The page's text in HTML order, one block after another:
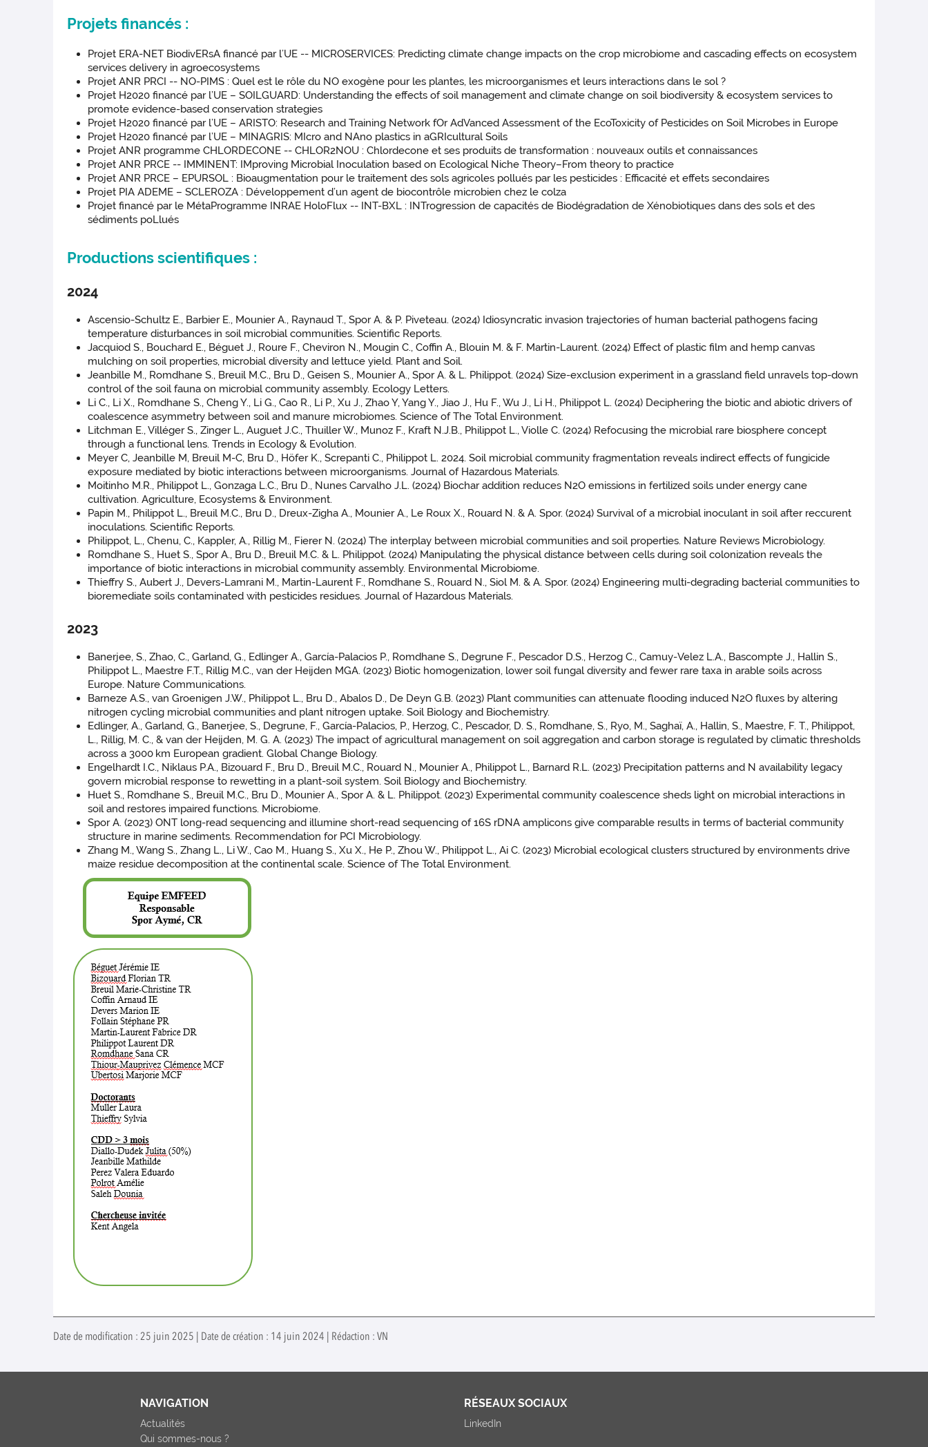
Projets financés :
Projet ERA-NET BiodivERsA financé par l’UE -- MICROSERVICES: Predicting climate change impacts on the crop microbiome and cascading effects on ecosystem
services delivery in agroecosystems
Projet ANR PRCI -- NO-PIMS : Quel est le rôle du NO exogène pour les plantes, les microorganismes et leurs interactions dans le sol ?
Projet H2020 financé par l’UE – SOILGUARD: Understanding the effects of soil management and climate change on soil biodiversity & ecosystem services to
promote evidence-based conservation strategies
Projet H2020 financé par l’UE – ARISTO: Research and Training Network fOr AdVanced Assessment of the EcoToxicity of Pesticides on Soil Microbes in Europe
Projet H2020 financé par l’UE – MINAGRIS: MIcro and NAno plastics in aGRIcultural Soils
Projet ANR programme CHLORDECONE -- CHLOR2NOU : Chlordecone et ses produits de transformation : nouveaux outils et connaissances
Projet ANR PRCE -- IMMINENT: IMproving Microbial Inoculation based on Ecological Niche Theory–From theory to practice
Projet ANR PRCE – EPURSOL : Bioaugmentation pour le traitement des sols agricoles pollués par les pesticides : Efficacité et effets secondaires
Projet PIA ADEME – SCLEROZA : Développement d’un agent de biocontrôle microbien chez le colza
Projet financé par le MétaProgramme INRAE HoloFlux -- INT-BXL : INTrogression de capacités de Biodégradation de Xénobiotiques dans des sols et des
sédiments poLlués
Productions scientifiques :
2024
Ascensio-Schultz E., Barbier E., Mounier A., Raynaud T., Spor A. & P. Piveteau. (2024) Idiosyncratic invasion trajectories of human bacterial pathogens facing
temperature disturbances in soil microbial communities. Scientific Reports.
Jacquiod S., Bouchard E., Béguet J., Roure F., Cheviron N., Mougin C., Coffin A., Blouin M. & F. Martin-Laurent. (2024) Effect of plastic film and hemp canvas
mulching on soil properties, microbial diversity and lettuce yield. Plant and Soil.
Jeanbille M., Romdhane S., Breuil M.C., Bru D., Geisen S., Mounier A., Spor A. & L. Philippot. (2024) Size-exclusion experiment in a grassland field unravels top-down
control of the soil fauna on microbial community assembly. Ecology Letters.
Li C., Li X., Romdhane S., Cheng Y., Li G., Cao R., Li P., Xu J., Zhao Y, Yang Y., Jiao J., Hu F., Wu J., Li H., Philippot L. (2024) Deciphering the biotic and abiotic drivers of
coalescence asymmetry between soil and manure microbiomes. Science of The Total Environment.
Litchman E., Villéger S., Zinger L., Auguet J.C., Thuiller W., Munoz F., Kraft N.J.B., Philippot L., Violle C. (2024) Refocusing the microbial rare biosphere concept
through a functional lens. Trends in Ecology & Evolution.
Meyer C, Jeanbille M, Breuil M-C, Bru D., Höfer K., Screpanti C., Philippot L. 2024. Soil microbial community fragmentation reveals indirect effects of fungicide
exposure mediated by biotic interactions between microorganisms. Journal of Hazardous Materials.
Moitinho M.R., Philippot L., Gonzaga L.C., Bru D., Nunes Carvalho J.L. (2024) Biochar addition reduces N2O emissions in fertilized soils under energy cane
cultivation. Agriculture, Ecosystems & Environment.
Papin M., Philippot L., Breuil M.C., Bru D., Dreux-Zigha A., Mounier A., Le Roux X., Rouard N. & A. Spor. (2024) Survival of a microbial inoculant in soil after reccurent
inoculations. Scientific Reports.
Philippot, L., Chenu, C., Kappler, A., Rillig M., Fierer N. (2024) The interplay between microbial communities and soil properties. Nature Reviews Microbiology.
Romdhane S., Huet S., Spor A., Bru D., Breuil M.C. & L. Philippot. (2024) Manipulating the physical distance between cells during soil colonization reveals the
importance of biotic interactions in microbial community assembly. Environmental Microbiome.
Thieffry S., Aubert J., Devers-Lamrani M., Martin-Laurent F., Romdhane S., Rouard N., Siol M. & A. Spor. (2024) Engineering multi-degrading bacterial communities to
bioremediate soils contaminated with pesticides residues. Journal of Hazardous Materials.
2023
Banerjee, S., Zhao, C., Garland, G., Edlinger A., García-Palacios P., Romdhane S., Degrune F., Pescador D.S., Herzog C., Camuy-Velez L.A., Bascompte J., Hallin S.,
Philippot L., Maestre F.T., Rillig M.C., van der Heijden MGA. (2023) Biotic homogenization, lower soil fungal diversity and fewer rare taxa in arable soils across
Europe. Nature Communications.
Barneze A.S., van Groenigen J.W., Philippot L., Bru D., Abalos D., De Deyn G.B. (2023) Plant communities can attenuate flooding induced N2O fluxes by altering
nitrogen cycling microbial communities and plant nitrogen uptake. Soil Biology and Biochemistry.
Edlinger, A., Garland, G., Banerjee, S., Degrune, F., García-Palacios, P., Herzog, C., Pescador, D. S., Romdhane, S., Ryo, M., Saghaï, A., Hallin, S., Maestre, F. T., Philippot,
L., Rillig, M. C., & van der Heijden, M. G. A. (2023) The impact of agricultural management on soil aggregation and carbon storage is regulated by climatic thresholds
across a 3000 km European gradient. Global Change Biology.
Engelhardt I.C., Niklaus P.A., Bizouard F., Bru D., Breuil M.C., Rouard N., Mounier A., Philippot L., Barnard R.L. (2023) Precipitation patterns and N availability legacy
govern microbial response to rewetting in a plant-soil system. Soil Biology and Biochemistry.
Huet S., Romdhane S., Breuil M.C., Bru D., Mounier A., Spor A. & L. Philippot. (2023) Experimental community coalescence sheds light on microbial interactions in
soil and restores impaired functions. Microbiome.
Spor A. (2023) ONT long-read sequencing and illumine short-read sequencing of 16S rDNA amplicons give comparable results in terms of bacterial community
structure in marine sediments. Recommendation for PCI Microbiology.
Zhang M., Wang S., Zhang L., Li W., Cao M., Huang S., Xu X., He P., Zhou W., Philippot L., Ai C. (2023) Microbial ecological clusters structured by environments drive
maize residue decomposition at the continental scale. Science of The Total Environment.
Date de modification : 25 juin 2025 | Date de création : 14 juin 2024 | Rédaction : VN
NAVIGATION
Actualités
Qui sommes-nous ?
RÉSEAUX SOCIAUX
LinkedIn